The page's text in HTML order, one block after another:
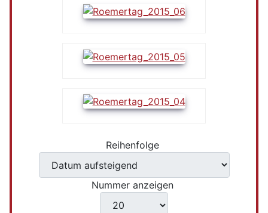
Reihenfolge
Nummer anzeigen